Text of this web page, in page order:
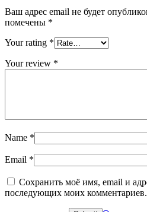
Ваш адрес email не будет
помечены *
Your rating *
Your review *
Name *
Email *
Сохранить моё имя, email и
последующих моих комментариев.